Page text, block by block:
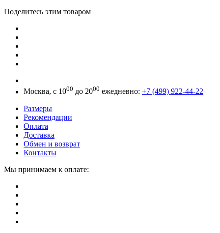
Поделитесь этим товаром
Москва, с 1000 до 2000 ежедневно: +7 (499) 922-44-22
Размеры
Рекомендации
Оплата
Доставка
Обмен и возврат
Контакты
Мы принимаем к оплате: